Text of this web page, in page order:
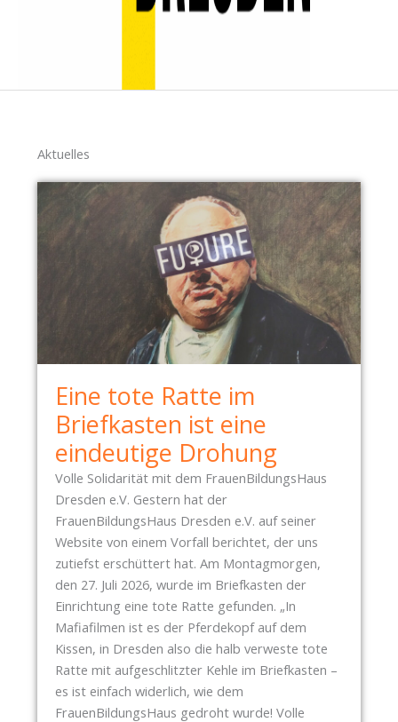
Aktuelles
Eine tote Ratte im
Briefkasten ist eine
eindeutige Drohung
Volle Solidarität mit dem FrauenBildungsHaus
Dresden e.V. Gestern hat der
FrauenBildungsHaus Dresden e.V. auf seiner
Website von einem Vorfall berichtet, der uns
zutiefst erschüttert hat. Am Montagmorgen,
den 27. Juli 2026, wurde im Briefkasten der
Einrichtung eine tote Ratte gefunden. „In
Mafiafilmen ist es der Pferdekopf auf dem
Kissen, in Dresden also die halb verweste tote
Ratte mit aufgeschlitzter Kehle im Briefkasten –
es ist einfach widerlich, wie dem
FrauenBildungsHaus gedroht wurde! Volle